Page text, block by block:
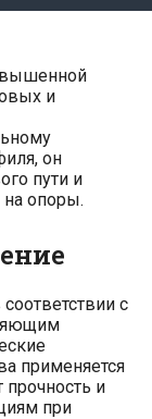
и
он
пути и
на опоры.
с
применяется
прочность и
при